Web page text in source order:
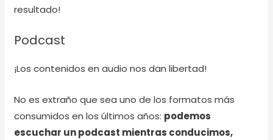
resultado!
Podcast
¡Los contenidos en audio nos dan libertad!
No es extraño que sea uno de los formatos más
consumidos en los últimos años: podemos
escuchar un podcast mientras conducimos,